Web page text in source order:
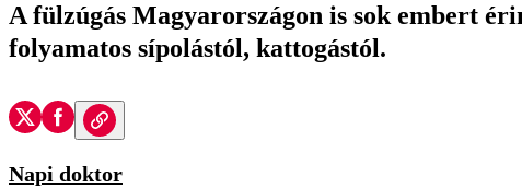
A fülzúgás Magyarországon is sok embert
folyamatos sípolástól, kattogástól.
Napi doktor